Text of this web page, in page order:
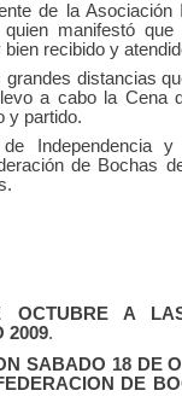
de la Asociación
quien manifestó
recibido y
grandes distancias
a cabo la Cena
y partido.
de Independencia
de Bochas
OCTUBRE A
2009.
SABADO 18 DE
DE